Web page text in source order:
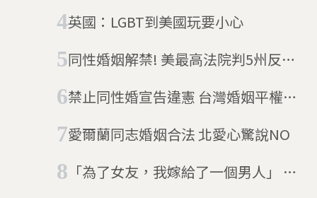
英國：LGBT到美國玩要小心
同性婚姻解禁! 美最高法院判5州反對
禁止同性婚宣告違憲 台灣婚姻平權邁
愛爾蘭同志婚姻合法 北愛心驚說NO
「為了女友，我嫁給了一個男人」 中